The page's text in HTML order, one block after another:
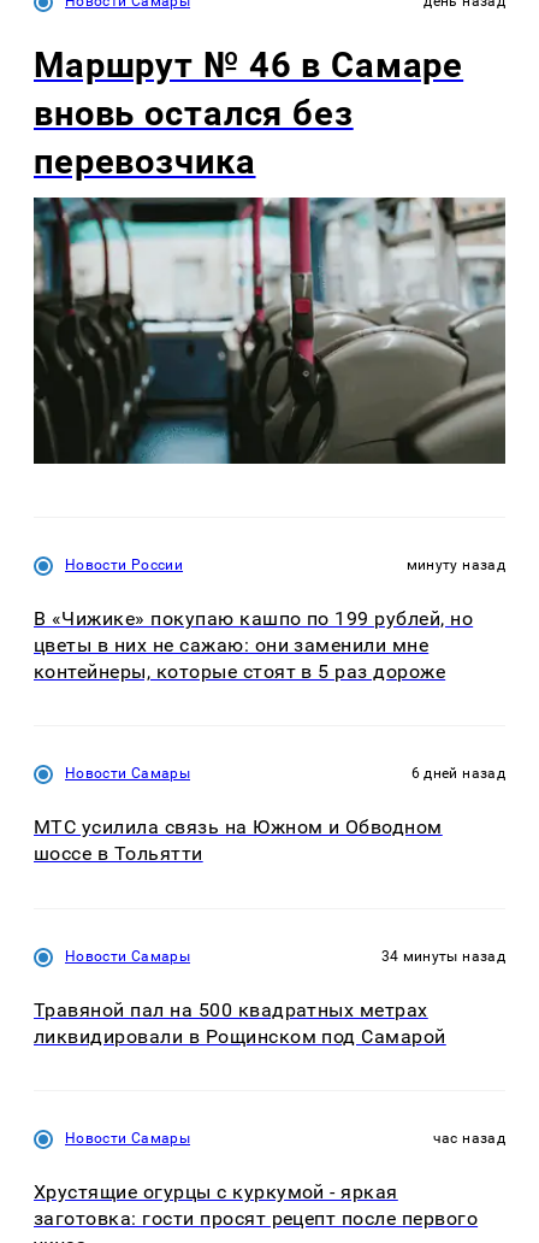
Маршрут № 46 в Самаре
вновь остался без
перевозчика
Новости России минуту назад
В «Чижике» покупаю кашпо по 199 рублей, но
цветы в них не сажаю: они заменили мне
контейнеры, которые стоят в 5 раз дороже
Новости Самары 6 дней назад
МТС усилила связь на Южном и Обводном
шоссе в Тольятти
Новости Самары 34 минуты назад
Травяной пал на 500 квадратных метрах
ликвидировали в Рощинском под Самарой
Новости Самары час назад
Хрустящие огурцы с куркумой - яркая
заготовка: гости просят рецепт после первого